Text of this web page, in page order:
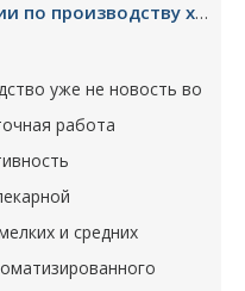
Каковы преимущества линии по производству хлебобулочных изделий?
уже не новость во
работа
и средних